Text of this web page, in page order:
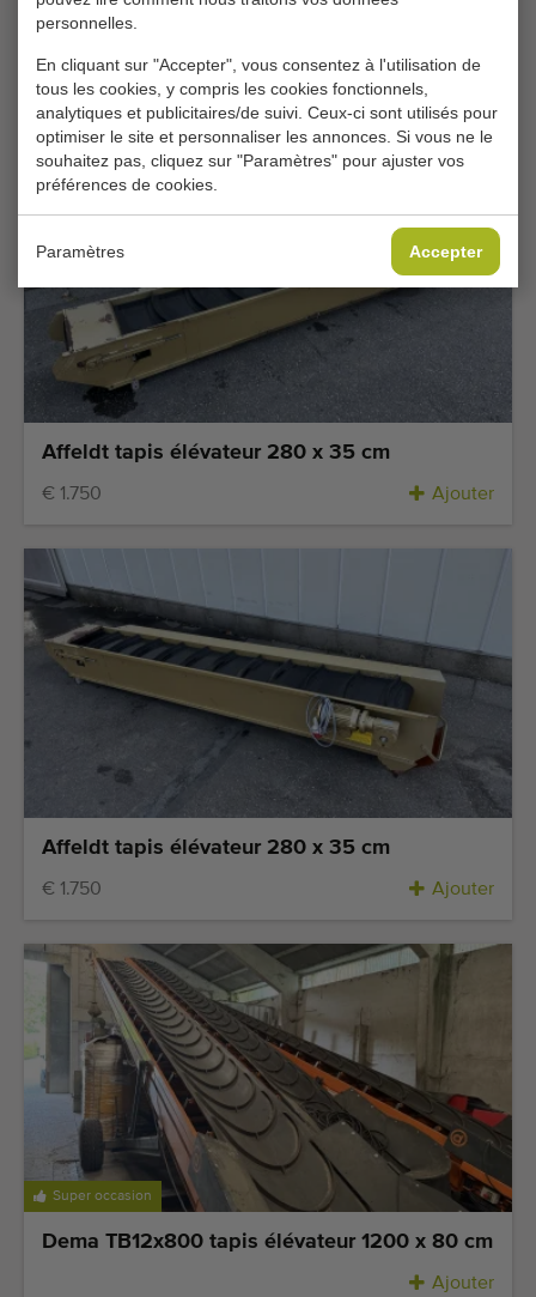
personnelles.
En cliquant sur "Accepter", vous consentez à l'utilisation de
tous les cookies, y compris les cookies fonctionnels,
analytiques et publicitaires/de suivi. Ceux-ci sont utilisés pour
optimiser le site et personnaliser les annonces. Si vous ne le
souhaitez pas, cliquez sur "Paramètres" pour ajuster vos
préférences de cookies.
Paramètres Accepter
Unisorting Sammo tapis élévateur 240 x 60
cm
€ 3.250
Affeldt tapis élévateur 280 x 35 cm
€ 1.750 Ajouter
Affeldt tapis élévateur 280 x 35 cm
€ 1.750 Ajouter
Super occasion
Dema TB12x800 tapis élévateur 1200 x 80 cm
Ajouter